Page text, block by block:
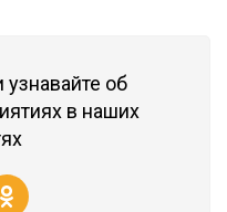
об
в наших